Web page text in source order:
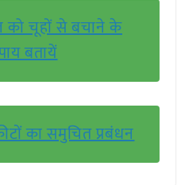
चूहों से बचाने के
बतायें
का समुचित प्रबंधन